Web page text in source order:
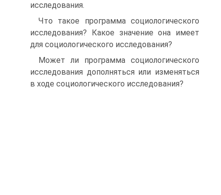
исследования.
Что такое программа социологического
исследования? Какое значение она имеет
для социологического исследования?
Может ли программа социологического
исследования дополняться или изменяться
в ходе социологического исследования?